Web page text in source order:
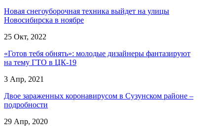
Новая снегоуборочная техника выйдет на улицы
Новосибирска в ноябре
25 Окт, 2022
«Готов тебя обнять»: молодые дизайнеры фантазируют
на тему ГТО в ЦК-19
3 Апр, 2021
Двое зараженных коронавирусом в Сузунском районе –
подробности
29 Апр, 2020